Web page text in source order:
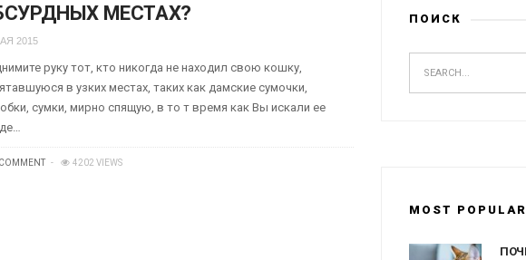
МЕСТАХ?
2015
руку тот, кто никогда не находил свою кошку,
в узких местах, таких как дамские сумочки,
сумки, мирно спящую, в то т время как Вы искали ее
4202 VIEWS
ПОИСК
MOST POPULAR